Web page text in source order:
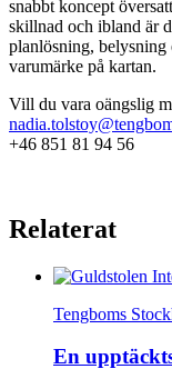
snabbt koncept
skillnad och ibland är
planlösning, belysning
varumärke på kartan.
Vill du vara oängslig
+46 851 81 94 56
Relaterat
Tengboms
En